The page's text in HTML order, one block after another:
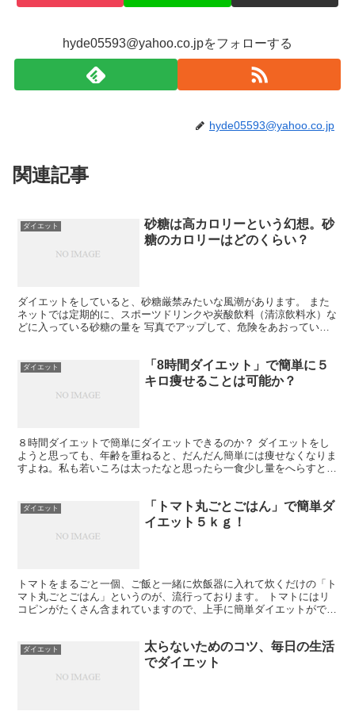
hyde05593@yahoo.co.jpをフォローする
hyde05593@yahoo.co.jp
関連記事
ダイエット
砂糖は高カロリーという幻想。砂
糖のカロリーはどのくらい？
ダイエットをしていると、砂糖厳禁みたいな風潮があります。 また
ネットでは定期的に、スポーツドリンクや炭酸飲料（清涼飲料水）な
どに入っている砂糖の量を 写真でアップして、危険をあおっていま
ダイエット
「8時間ダイエット」で簡単に５
キロ痩せることは可能か？
８時間ダイエットで簡単にダイエットできるのか？ ダイエットをし
ようと思っても、年齢を重ねると、だんだん簡単には痩せなくなりま
すよね。私も若いころは太ったなと思ったら一食少し量をへらすとか
ダイエット
「トマト丸ごとごはん」で簡単ダ
イエット５ｋｇ！
トマトをまるごと一個、ご飯と一緒に炊飯器に入れて炊くだけの「ト
マト丸ごとごはん」というのが、流行っております。 トマトにはリ
コピンがたくさん含まれていますので、上手に簡単ダイエットができ
ダイエット
太らないためのコツ、毎日の生活
でダイエット